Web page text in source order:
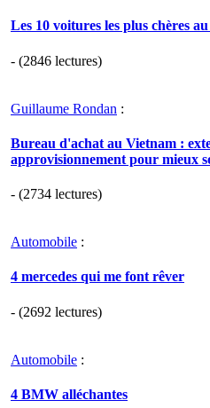
Les 10 voitures les plus chères
- (2846 lectures)
Guillaume Rondan :
Bureau d'achat au Vietnam :
approvisionnement pour mieux
- (2734 lectures)
Automobile :
4 mercedes qui me font rêver
- (2692 lectures)
Automobile :
4 BMW alléchantes